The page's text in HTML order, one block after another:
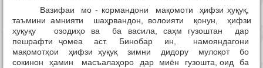
Вазифаи мо - кормандони мақомоти ҳифзи ҳуқуқ,
таъмини амнияти шаҳрвандон, волоияти қонун, ҳифзи
ҳуқуқу озодиҳо ва ба васила, саҳм гузоштан дар
пешрафти ҷомеа аст. Бинобар ин, намояндагони
мақомотҳои ҳифзи ҳуқуқ зимни дидору мулоқот бо
сокинон ҳамин масъалаҳоро дар миён гузошта, оид ба